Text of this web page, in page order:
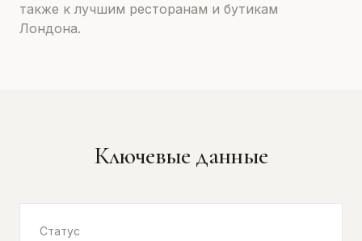
также к лучшим ресторанам и бутикам
Лондона.
Ключевые данные
Статус